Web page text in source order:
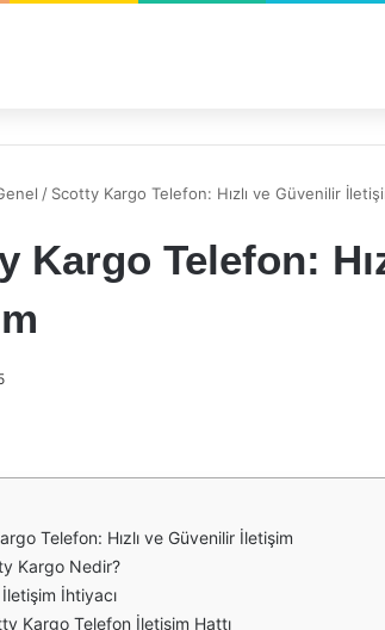
/ Scotty Kargo Telefon: Hızlı ve Güvenilir
Kargo Telefon:
Telefon: Hızlı ve Güvenilir İletişim
Kargo Nedir?
İletişim İhtiyacı
Kargo Telefon İletişim Hattı